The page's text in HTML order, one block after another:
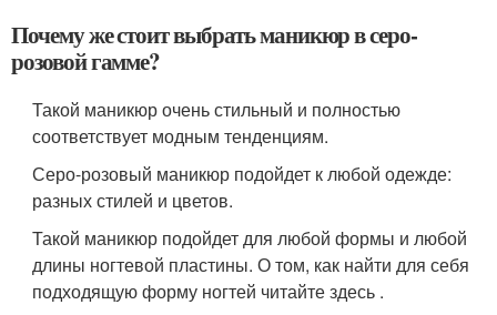
Почему же стоит выбрать маникюр в серо-
розовой гамме?
Такой маникюр очень стильный и полностью
соответствует модным тенденциям.
Серо-розовый маникюр подойдет к любой одежде:
разных стилей и цветов.
Такой маникюр подойдет для любой формы и любой
длины ногтевой пластины. О том, как найти для себя
подходящую форму ногтей читайте здесь .